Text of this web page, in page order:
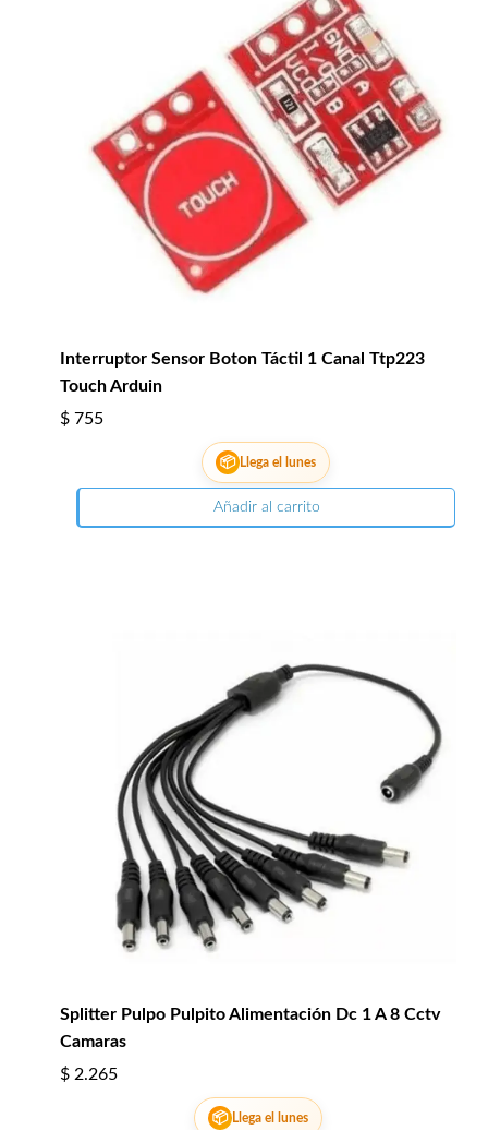
Interruptor Sensor Boton Táctil 1 Canal Ttp223
Touch Arduin
$ 755
📦 Llega el lunes
Añadir al carrito
Splitter Pulpo Pulpito Alimentación Dc 1 A 8 Cctv
Camaras
$ 2.265
📦 Llega el lunes